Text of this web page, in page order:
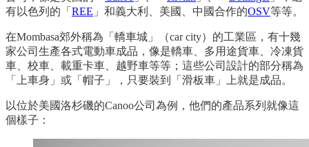
有以色列的「 REE 」和義大利、美國、中國合作的OSV等等。
在Mombasa郊外稱為「轎車城」（car city）的工業區，有十幾
家公司生產各式電動車成品，像是轎車、多用途貨車、冷凍貨
車、校車、載重卡車、越野車等等；這些公司設計的部分稱為
「上車身」或「帽子」，只要裝到「滑板車」上就是成品。
以位於美國洛杉磯的Canoo公司為例，他們的產品系列就像這
個樣子：